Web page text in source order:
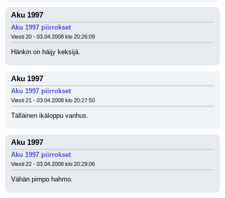
Aku 1997
Aku 1997 piirrokset
Viesti 20 - 03.04.2008 klo 20:26:09
Hänkin on häijy keksijä.
Aku 1997
Aku 1997 piirrokset
Viesti 21 - 03.04.2008 klo 20:27:50
Tälläinen ikäloppu vanhus.
Aku 1997
Aku 1997 piirrokset
Viesti 22 - 03.04.2008 klo 20:29:06
Vähän pimpo hahmo.